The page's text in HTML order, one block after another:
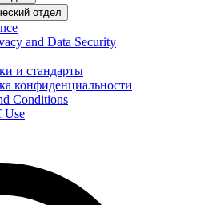
отдел
and Data Security
и стандарты
конфиденциальности
Conditions
Use